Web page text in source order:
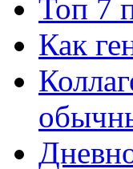
Топ 7
Как